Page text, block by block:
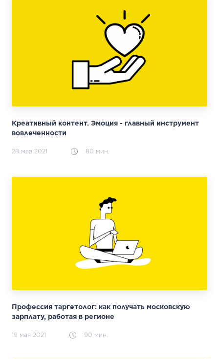
Креативный контент. Эмоция - главный инструмент
вовлеченности
28 мая 2021 80 мин.
Профессия таргетолог: как получать московскую
зарплату, работая в регионе
19 мая 2021 90 мин.